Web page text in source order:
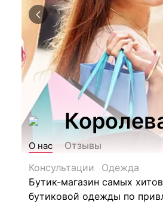
О нас
Отзывы
Консультации
Одежда
Бутик-магазин самых
бутиковой одежды по